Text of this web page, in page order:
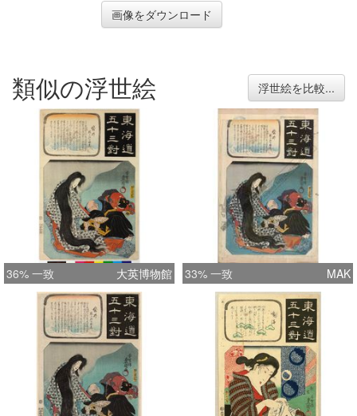
画像をダウンロード
類似の浮世絵 浮世絵を比較...
36% 一致 大英博物館 33% 一致 MAK